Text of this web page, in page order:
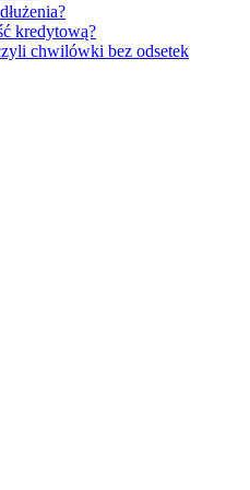
kredytową?
chwilówki bez odsetek